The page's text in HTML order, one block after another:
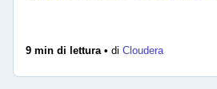
9 min di lettura • di Cloudera